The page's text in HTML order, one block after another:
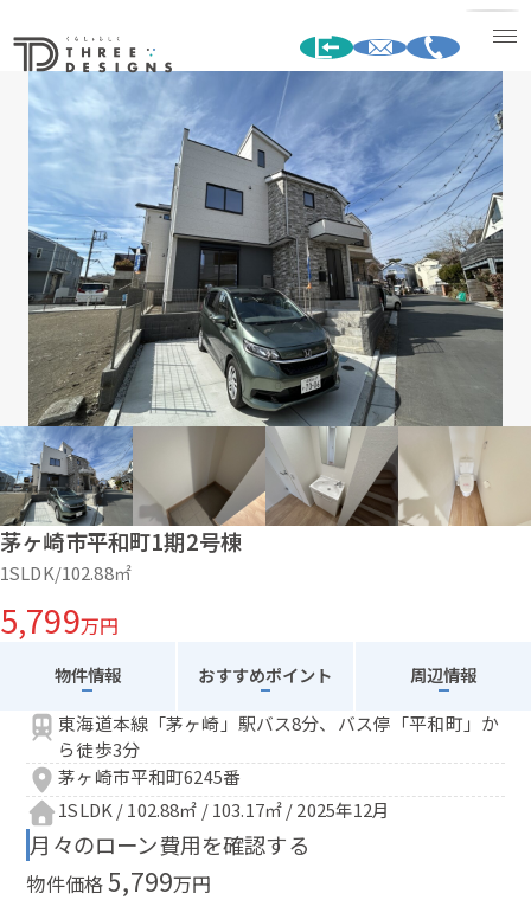
茅ヶ崎市平和町1期2号棟
1SLDK/102.88㎡
5,799万円
物件情報 おすすめポイント
周辺情報
東海道本線「茅ヶ崎」駅バス8分、バス停「平和町」か
ら徒歩3分
茅ヶ崎市平和町6245番
1SLDK / 102.88㎡ / 103.17㎡ / 2025年12月
月々のローン費用を確認する
物件価格5,799万円